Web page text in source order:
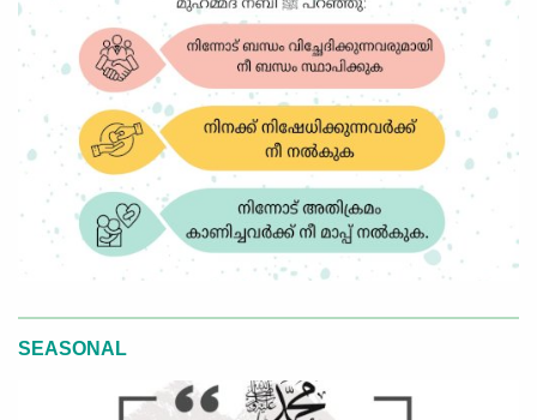
SEASONAL